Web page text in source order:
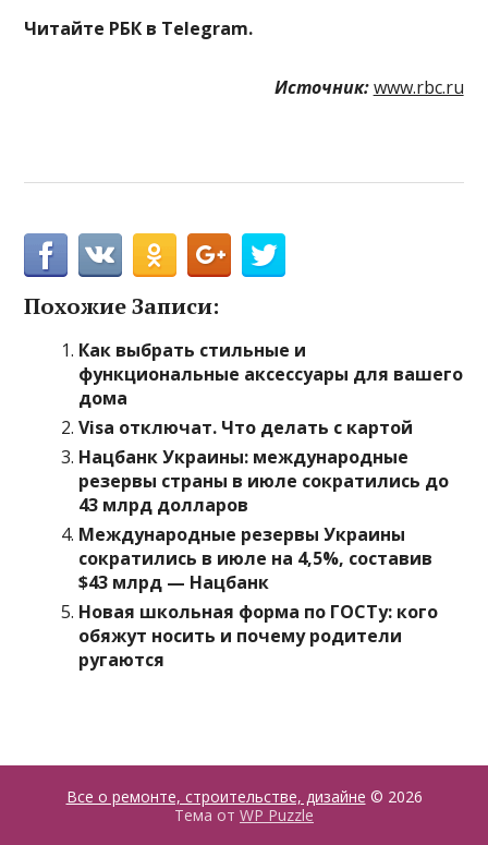
Читайте РБК в Telegram.
Источник: www.rbc.ru
Похожие Записи:
Как выбрать стильные и
функциональные аксессуары для вашего
дома
Visa отключат. Что делать с картой
Нацбанк Украины: международные
резервы страны в июле сократились до
43 млрд долларов
Международные резервы Украины
сократились в июле на 4,5%, составив
$43 млрд — Нацбанк
Новая школьная форма по ГОСТу: кого
обяжут носить и почему родители
ругаются
Все о ремонте, строительстве, дизайне © 2026
Тема от WP Puzzle